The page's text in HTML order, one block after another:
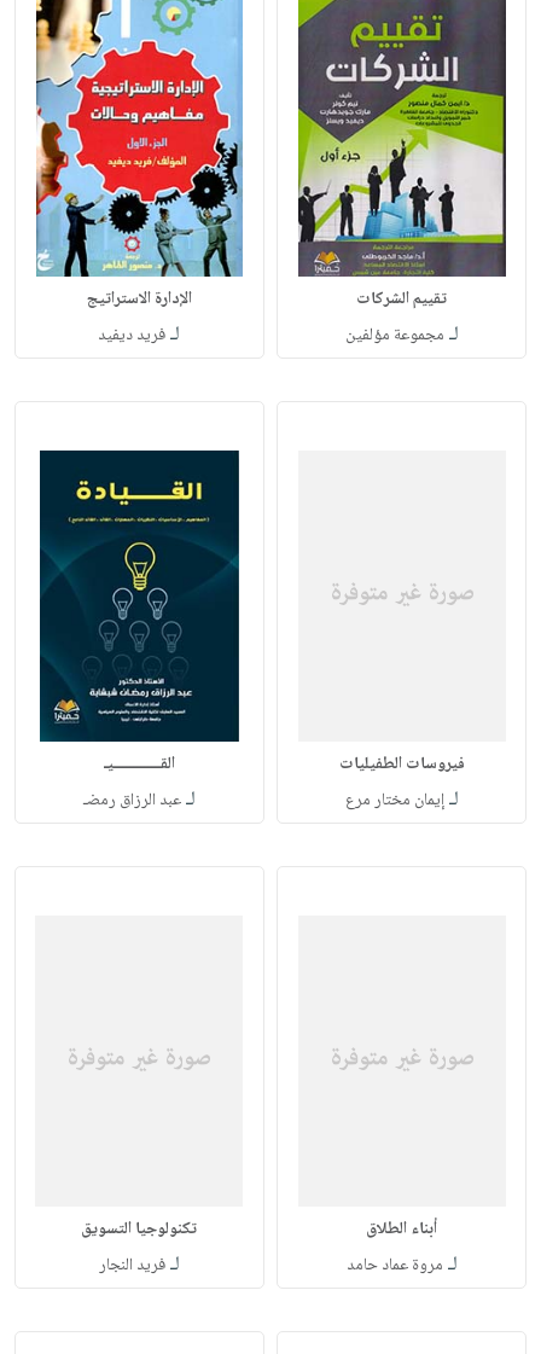
تقييم الشركات
لـ مجموعة مؤلفين
الإدارة الاستراتيج
لـفريد ديفيد
فيروسات الطفيليات
لـإيمان مختار مرع
القـــــــــــــيـ
لـعبد الرزاق رمضـ
أبناء الطلاق
لـ مروة عماد حامد
تكنولوجيا التسويق
لـفريد النجار